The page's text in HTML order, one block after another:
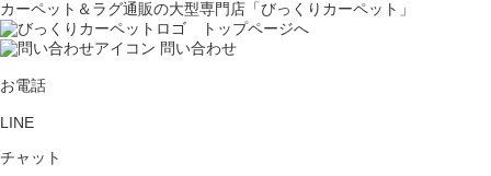
カーペット＆ラグ通販の大型専門店「びっくりカーペット」
問い合わせ
お電話
LINE
チャット